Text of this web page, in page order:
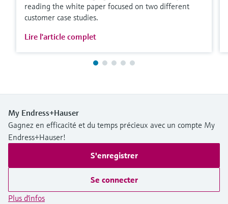
reading the white paper focused on two different
customer case studies.
Lire l'article complet
My Endress+Hauser
Gagnez en efficacité et du temps précieux avec un compte My
Endress+Hauser!
S'enregistrer
Se connecter
Plus d'infos